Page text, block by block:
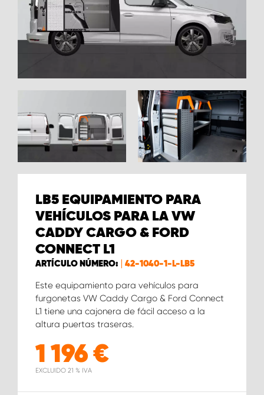
LB5 EQUIPAMIENTO PARA
VEHÍCULOS PARA LA VW
CADDY CARGO & FORD
CONNECT L1
ARTÍCULO NÚMERO: 42-1040-1-L-LB5
Este equipamiento para vehículos para
furgonetas VW Caddy Cargo & Ford Connect
L1 tiene una cajonera de fácil acceso a la
altura puertas traseras.
1 196 €
EXCLUIDO 21 % IVA